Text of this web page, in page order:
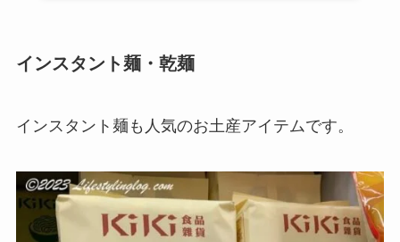
インスタント麺・乾麺
インスタント麺も人気のお土産アイテムです。